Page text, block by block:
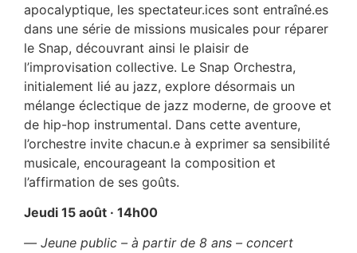
apocalyptique, les spectateur.ices sont entraîné.es
dans une série de missions musicales pour réparer
le Snap, découvrant ainsi le plaisir de
l’improvisation collective. Le Snap Orchestra,
initialement lié au jazz, explore désormais un
mélange éclectique de jazz moderne, de groove et
de hip-hop instrumental. Dans cette aventure,
l’orchestre invite chacun.e à exprimer sa sensibilité
musicale, encourageant la composition et
l’affirmation de ses goûts.
Jeudi 15 août · 14h00
― Jeune public – à partir de 8 ans – concert